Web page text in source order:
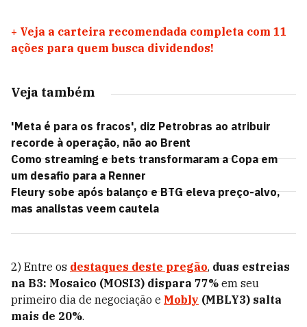
+ Veja a carteira recomendada completa com 11
ações para quem busca dividendos!
Veja também
'Meta é para os fracos', diz Petrobras ao atribuir
recorde à operação, não ao Brent
Como streaming e bets transformaram a Copa em
um desafio para a Renner
Fleury sobe após balanço e BTG eleva preço-alvo,
mas analistas veem cautela
2) Entre os destaques deste pregão, duas estreias
na B3: Mosaico (MOSI3) dispara 77% em seu
primeiro dia de negociação e Mobly (MBLY3) salta
mais de 20%.